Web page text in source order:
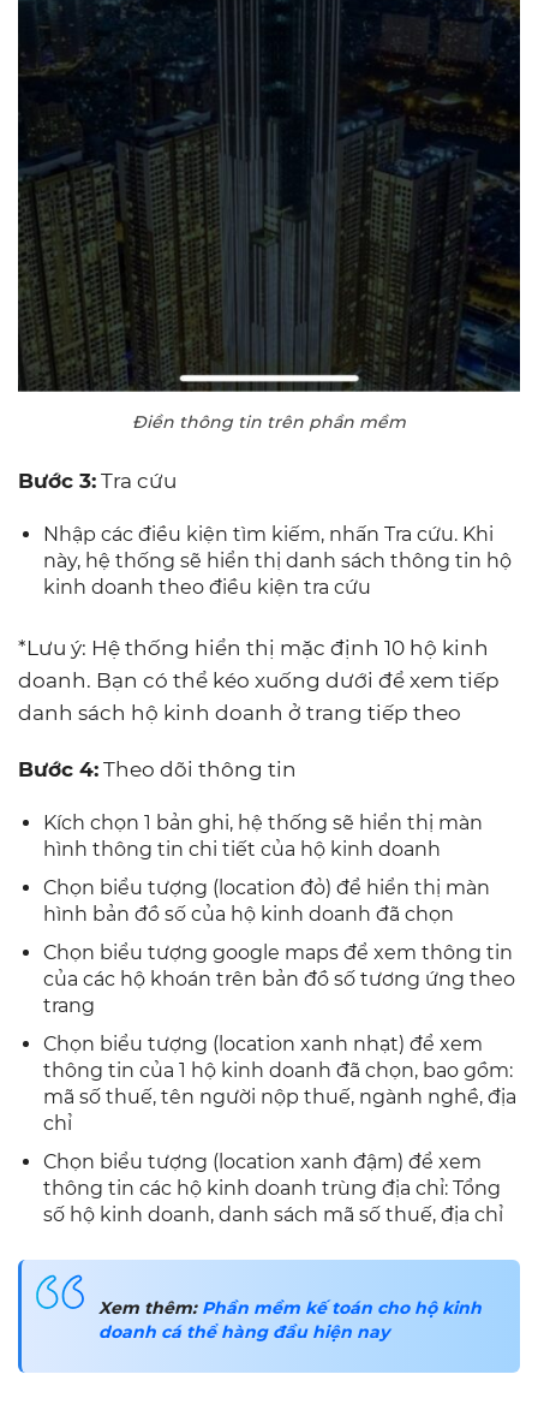
Điền thông tin trên phần mềm
Bước 3: Tra cứu
Nhập các điều kiện tìm kiếm, nhấn Tra cứu. Khi
này, hệ thống sẽ hiển thị danh sách thông tin hộ
kinh doanh theo điều kiện tra cứu
*Lưu ý: Hệ thống hiển thị mặc định 10 hộ kinh
doanh. Bạn có thể kéo xuống dưới để xem tiếp
danh sách hộ kinh doanh ở trang tiếp theo
Bước 4: Theo dõi thông tin
Kích chọn 1 bản ghi, hệ thống sẽ hiển thị màn
hình thông tin chi tiết của hộ kinh doanh
Chọn biểu tượng (location đỏ) để hiển thị màn
hình bản đồ số của hộ kinh doanh đã chọn
Chọn biểu tượng google maps để xem thông tin
của các hộ khoán trên bản đồ số tương ứng theo
trang
Chọn biểu tượng (location xanh nhạt) để xem
thông tin của 1 hộ kinh doanh đã chọn, bao gồm:
mã số thuế, tên người nộp thuế, ngành nghề, địa
chỉ
Chọn biểu tượng (location xanh đậm) để xem
thông tin các hộ kinh doanh trùng địa chỉ: Tổng
số hộ kinh doanh, danh sách mã số thuế, địa chỉ
Xem thêm: Phần mềm kế toán cho hộ kinh
doanh cá thể hàng đầu hiện nay